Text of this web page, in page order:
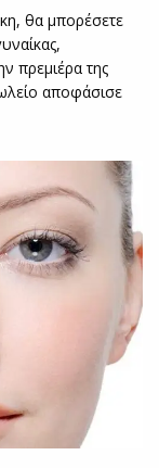
θα μπορέσετε
πρεμιέρα της
αποφάσισε